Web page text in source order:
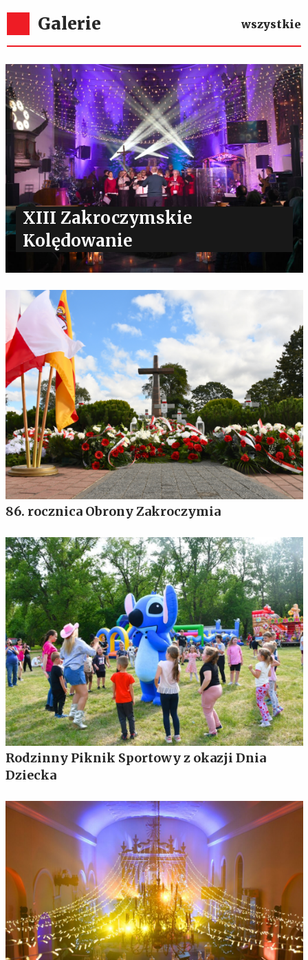
Galerie wszystkie
XIII Zakroczymskie
Kolędowanie
86. rocznica Obrony Zakroczymia
Rodzinny Piknik Sportowy z okazji Dnia
Dziecka